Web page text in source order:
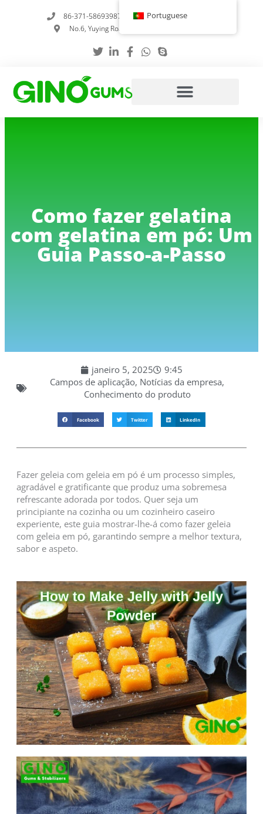
86-371-58693987
info@gumstabilizer.com
No.6, Yuying Road, Zhengzhou, Henan, China
Como fazer gelatina
com gelatina em pó: Um
Guia Passo-a-Passo
janeiro 5, 2025
9:45
Campos de aplicação, Notícias da empresa,
Conhecimento do produto
Facebook Twitter LinkedIn
Fazer geleia com geleia em pó é um processo simples,
agradável e gratificante que produz uma sobremesa
refrescante adorada por todos. Quer seja um
principiante na cozinha ou um cozinheiro caseiro
experiente, este guia mostrar-lhe-á como fazer geleia
com geleia em pó, garantindo sempre a melhor textura,
sabor e aspeto.
Portuguese